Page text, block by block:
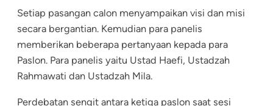
Setiap pasangan calon menyampaikan visi dan misi
secara bergantian. Kemudian para panelis
memberikan beberapa pertanyaan kepada para
Paslon. Para panelis yaitu Ustad Haefi, Ustadzah
Rahmawati dan Ustadzah Mila.
Perdebatan sengit antara ketiga paslon saat sesi